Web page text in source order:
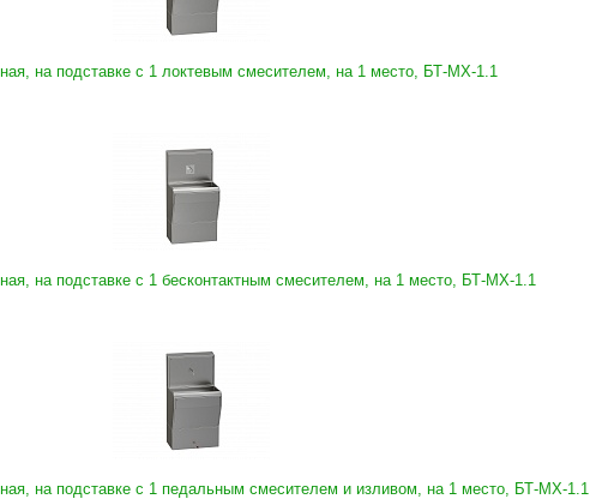
на подставке с 1 локтевым смесителем, на 1 место, БТ-МХ-1.1
на подставке с 1 бесконтактным смесителем, на 1 место, БТ-МХ-1.1
на подставке с 1 педальным смесителем и изливом, на 1 место, БТ-МХ-1.1